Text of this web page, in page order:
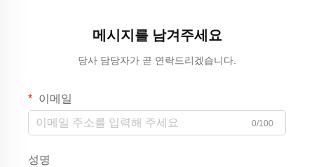
메시지를 남겨주세요
당사 담당자가 곧 연락드리겠습니다.
이메일
0/100
성명